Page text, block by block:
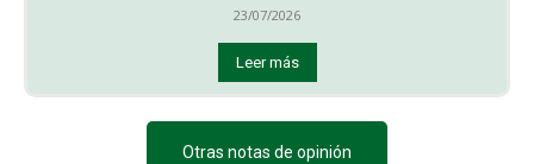
23/07/2026
Leer más
Otras notas de opinión